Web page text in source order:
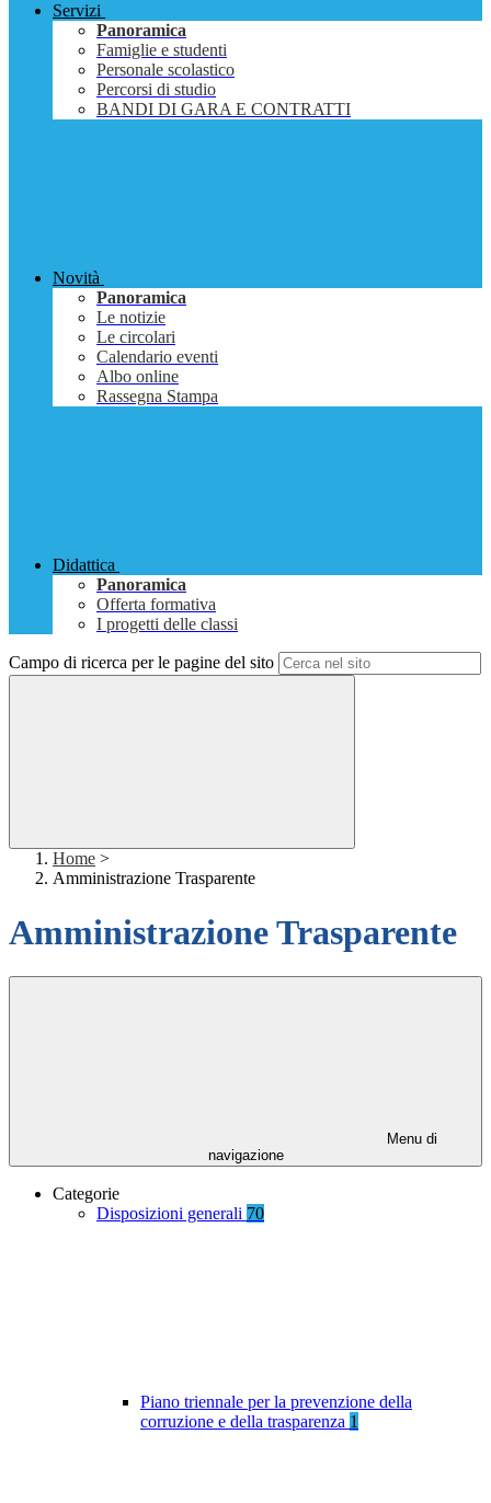
Servizi
Panoramica
Famiglie e studenti
Personale scolastico
Percorsi di studio
BANDI DI GARA E CONTRATTI
Novità
Panoramica
Le notizie
Le circolari
Calendario eventi
Albo online
Rassegna Stampa
Didattica
Panoramica
Offerta formativa
I progetti delle classi
Campo di ricerca per le pagine del sito
Home >
Amministrazione Trasparente
Amministrazione Trasparente
Menu di
navigazione
Categorie
Disposizioni generali 70
Piano triennale per la prevenzione della
corruzione e della trasparenza 1